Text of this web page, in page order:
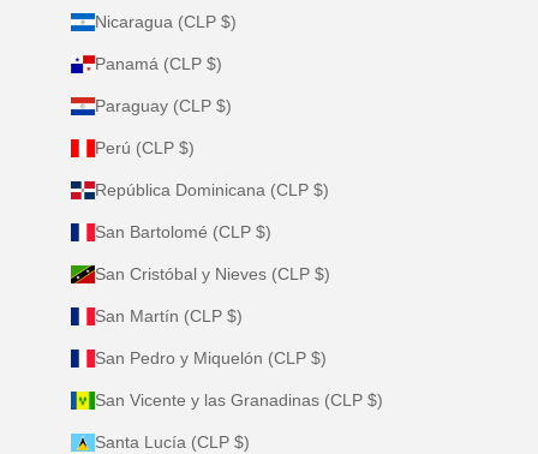
Nicaragua (CLP $)
Panamá (CLP $)
Paraguay (CLP $)
Perú (CLP $)
República Dominicana (CLP $)
San Bartolomé (CLP $)
San Cristóbal y Nieves (CLP $)
San Martín (CLP $)
San Pedro y Miquelón (CLP $)
San Vicente y las Granadinas (CLP $)
Santa Lucía (CLP $)